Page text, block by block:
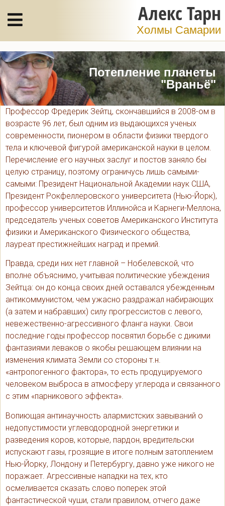
Алекс Тарн
Холмы Самарии
Потепление планеты
"Враньё"
Профессор Фредерик Зейтц, скончавшийся в 2008-ом в
возрасте 96 лет, был одним из выдающихся ученых
современности, пионером в области физики твердого
тела и ключевой фигурой американской науки в целом.
Перечисление его научных заслуг и постов заняло бы
целую страницу, поэтому ограничусь лишь самыми-
самыми: Президент Национальной Академии наук США,
Президент Рокфеллеровского университета (Нью-Йорк),
профессор университетов Иллинойса и Карнеги-Меллона,
председатель ученых советов Американского Института
физики и Американского Физического общества,
лауреат престижнейших наград и премий.
Правда, среди них нет главной – Нобелевской, что
вполне объяснимо, учитывая политические убеждения
Зейтца: он до конца своих дней оставался убежденным
антикоммунистом, чем ужасно раздражал набирающих
(а затем и набравших) силу прогрессистов с левого,
невежественно-агрессивного фланга науки. Свои
последние годы профессор посвятил борьбе с дикими
фантазиями леваков о якобы решающем влиянии на
изменения климата Земли со стороны т.н.
«антропогенного фактора», то есть продуцируемого
человеком выброса в атмосферу углерода и связанного
с этим «парникового эффекта».
Вопиющая антинаучность алармистских завываний о
недопустимости углеводородной энергетики и
разведения коров, которые, пардон, вредительски
испускают газы, грозящие в итоге полным затоплением
Нью-Йорку, Лондону и Петербургу, давно уже никого не
поражает. Агрессивные нападки на тех, кто
осмеливается сказать слово поперек этой
фантастической чуши, стали правилом, отчего даже